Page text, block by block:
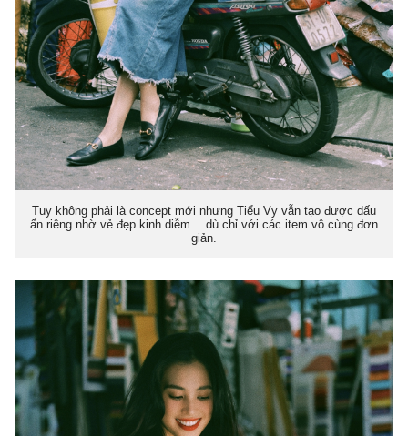
Tuy không phải là concept mới nhưng Tiểu Vy vẫn tạo được dấu
ấn riêng nhờ vẻ đẹp kinh diễm… dù chỉ với các item vô cùng đơn
giản.